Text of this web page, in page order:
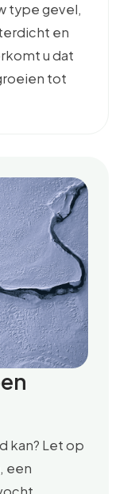
type gevel,
en
u dat
tot
kan? Let op
een